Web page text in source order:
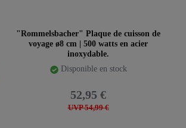
"Rommelsbacher" Plaque de cuisson de
voyage ø8 cm | 500 watts en acier
inoxydable.
Disponible en stock
UVP 54,99 €
52,95 €